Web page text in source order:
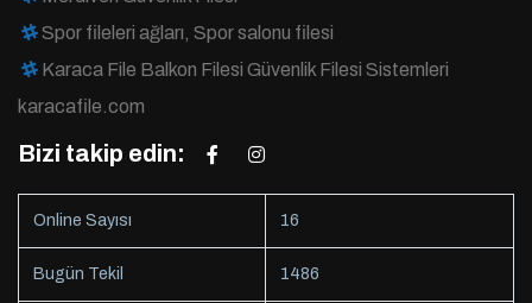
Spor fileleri ağları, Spor salonu filesi
Karaca File Balkon Filesi Güvenlik Filesi Sistemleri
karacafile.com
Bizi takip edin:
Online Sayısı 16
Bugün Tekil 1486